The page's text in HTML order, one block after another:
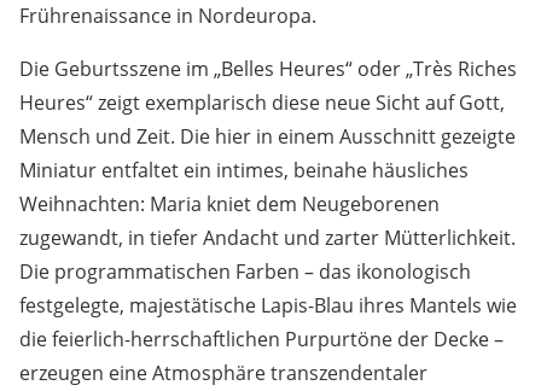
Frührenaissance in Nordeuropa.
Die Geburtsszene im „Belles Heures“ oder „Très Riches
Heures“ zeigt exemplarisch diese neue Sicht auf Gott,
Mensch und Zeit. Die hier in einem Ausschnitt gezeigte
Miniatur entfaltet ein intimes, beinahe häusliches
Weihnachten: Maria kniet dem Neugeborenen
zugewandt, in tiefer Andacht und zarter Mütterlichkeit.
Die programmatischen Farben – das ikonologisch
festgelegte, majestätische Lapis-Blau ihres Mantels wie
die feierlich-herrschaftlichen Purpurtöne der Decke –
erzeugen eine Atmosphäre transzendentaler